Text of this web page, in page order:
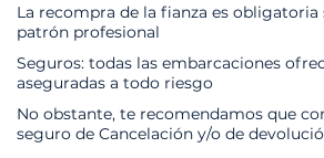
La recompra de la fianza es
patrón profesional
Seguros: todas las embarcaciones
aseguradas a todo riesgo
No obstante, te recomendamos que
seguro de Cancelación y/o de